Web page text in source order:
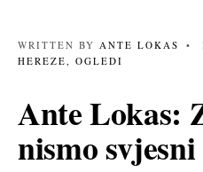
WRITTEN BY ANTE LOKAS •
HEREZE, OGLEDI
Ante Lokas:
nismo svjesni